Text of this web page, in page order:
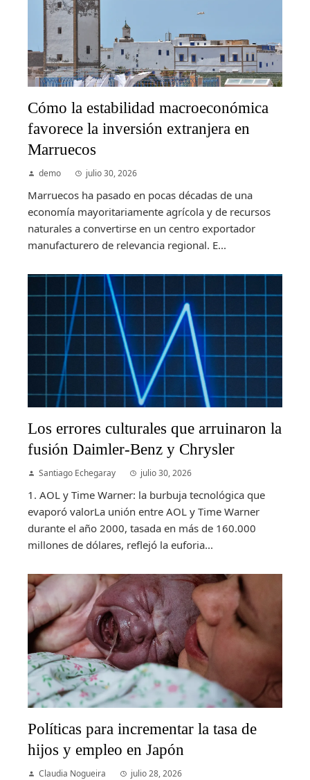
Cómo la estabilidad macroeconómica
favorece la inversión extranjera en
Marruecos
demo julio 30, 2026
Marruecos ha pasado en pocas décadas de una
economía mayoritariamente agrícola y de recursos
naturales a convertirse en un centro exportador
manufacturero de relevancia regional. E...
Los errores culturales que arruinaron la
fusión Daimler-Benz y Chrysler
Santiago Echegaray julio 30, 2026
1. AOL y Time Warner: la burbuja tecnológica que
evaporó valorLa unión entre AOL y Time Warner
durante el año 2000, tasada en más de 160.000
millones de dólares, reflejó la euforia...
Políticas para incrementar la tasa de
hijos y empleo en Japón
Claudia Nogueira julio 28, 2026